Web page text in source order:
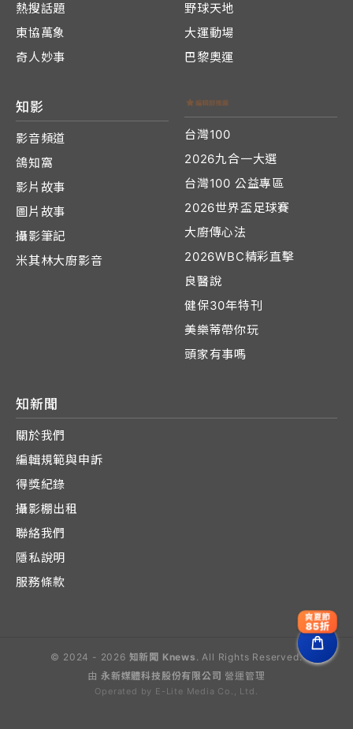
熱搜話題
東協萬象
奇人妙事
野球天地
大運動場
巴黎奧運
知影
影音頻道
鴿知窩
影片故事
圖片故事
攝影筆記
米其林大廚影音
台灣100
2026九合一大選
台灣100 公益專區
2026世界盃足球賽
大廚傳心法
2026WBC精彩直擊
良醫說
健保30年特刊
美樂蒂帶你玩
頭家有事嗎
知新聞
關於我們
編輯規範與申訴
得獎紀錄
攝影棚出租
聯絡我們
隱私說明
服務條款
© 2024 - 2026 知新聞 Knews . All Rights Reserved.
由 永新媒體科技股份有限公司 營運管理
Operated by E-Lite Media Co., Ltd.
爽夏節
85折